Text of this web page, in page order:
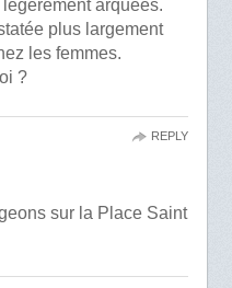
arquées.
plus largement
les femmes.
?
sur la Place Saint
REPLY